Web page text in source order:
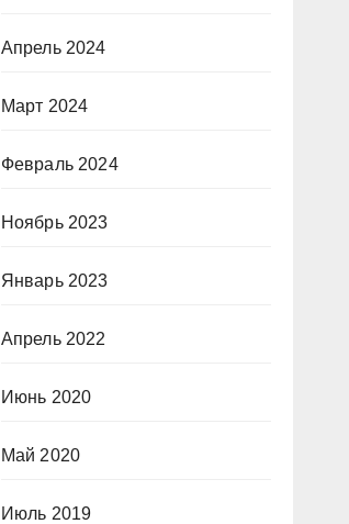
Апрель 2024
Март 2024
Февраль 2024
Ноябрь 2023
Январь 2023
Апрель 2022
Июнь 2020
Май 2020
Июль 2019